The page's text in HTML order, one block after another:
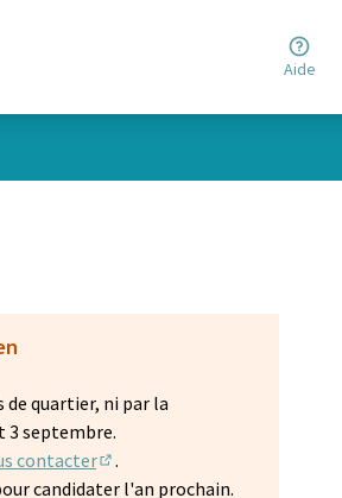
Aide
de quartier, ni par la
3 septembre.
contacter
(S'ouvre dans un nouvel onglet)
.
candidater l'an prochain.